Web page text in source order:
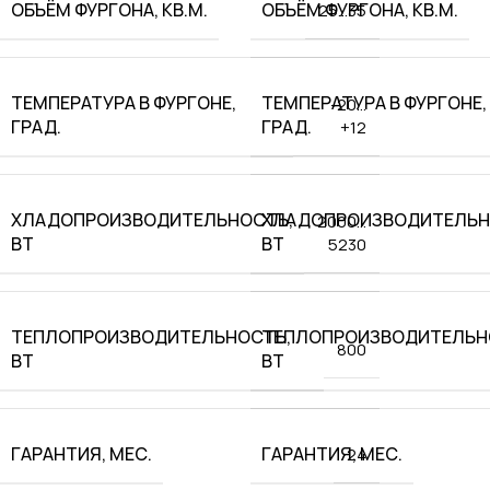
ОБЪЁМ ФУРГОНА, КВ.М. 25…35
ТЕМПЕРАТУРА В ФУРГОНЕ,
ГРАД.
-20…
+12
ХЛАДОПРОИЗВОДИТЕЛЬНОСТЬ,
ВТ
2000…
5230
ТЕПЛОПРОИЗВОДИТЕЛЬНОСТЬ,
ВТ
800
ГАРАНТИЯ, МЕС. 24
ОБЪЁМ ФУРГОНА, КВ.М.
ТЕМПЕРАТУРА В ФУРГОНЕ,
ГРАД.
ВТ
ВТ
ГАРАНТИЯ, МЕС.